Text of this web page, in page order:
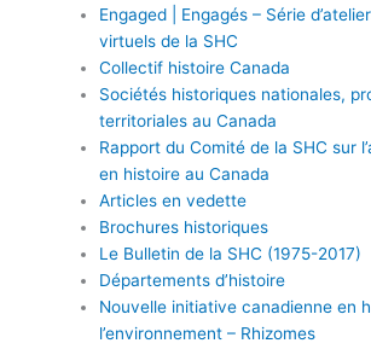
Engaged | Engagés – Série
virtuels de la SHC
Collectif histoire Canada
Sociétés historiques nationales,
territoriales au Canada
Rapport du Comité de la SHC sur
en histoire au Canada
Articles en vedette
Brochures historiques
Le Bulletin de la SHC (1975-2017)
Départements d’histoire
Nouvelle initiative canadienne en
l’environnement – Rhizomes